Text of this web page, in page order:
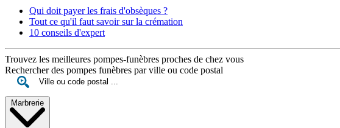
Qui doit payer les frais d'obsèques ?
Tout ce qu'il faut savoir sur la crémation
10 conseils d'expert
Trouvez les meilleures pompes-funèbres proches de chez vous
Rechercher des pompes funèbres par ville ou code postal
Marbrerie